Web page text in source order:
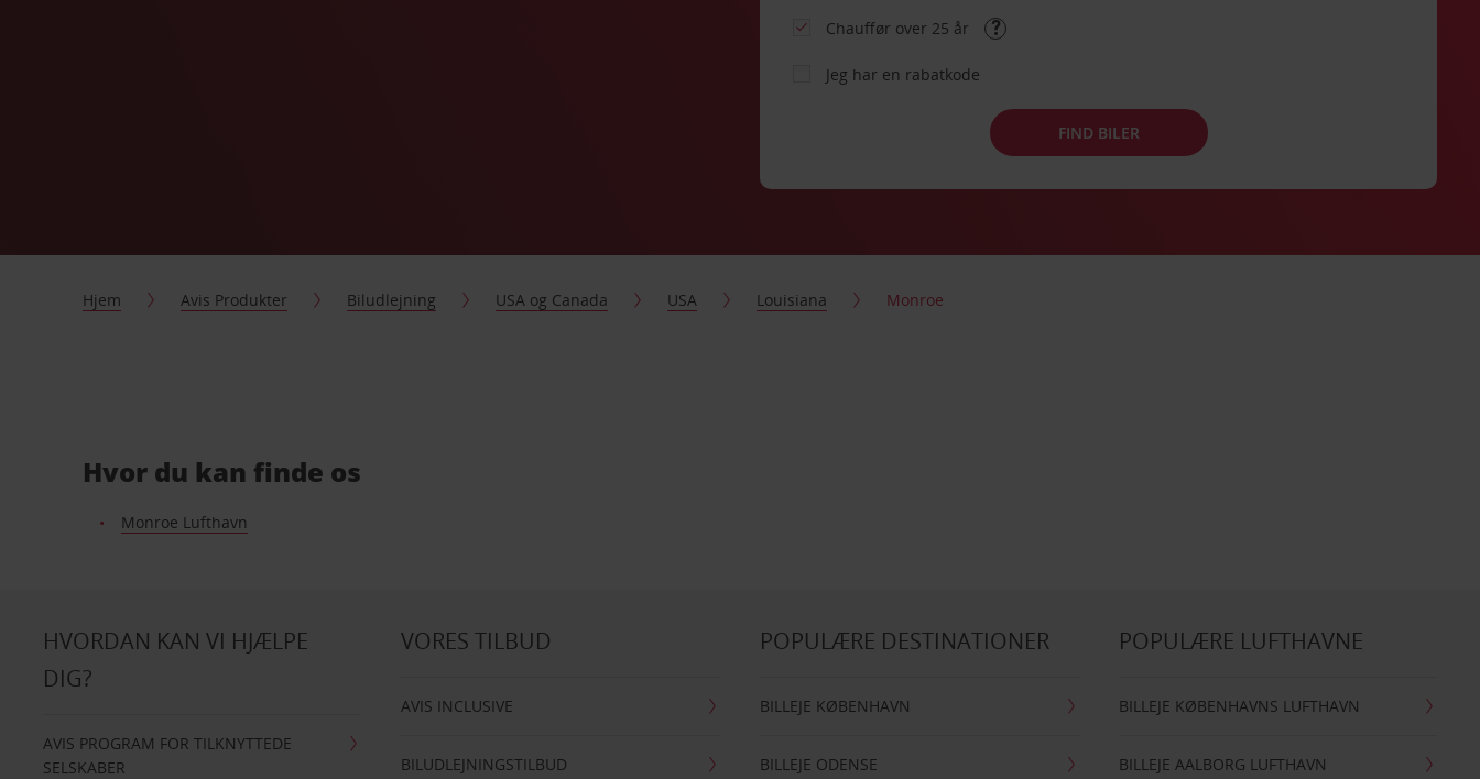
Chauffør over 25 år
Jeg har en rabatkode
FIND BILER
Hjem Avis Produkter Biludlejning USA og Canada USA Louisiana Monroe
Hvor du kan finde os
Monroe Lufthavn
HVORDAN KAN VI HJÆLPE
DIG?
AVIS PROGRAM FOR TILKNYTTEDE
SELSKABER
VORES TILBUD
AVIS INCLUSIVE
BILUDLEJNINGSTILBUD
POPULÆRE DESTINATIONER
BILLEJE KØBENHAVN
BILLEJE ODENSE
POPULÆRE LUFTHAVNE
BILLEJE KØBENHAVNS LUFTHAVN
BILLEJE AALBORG LUFTHAVN